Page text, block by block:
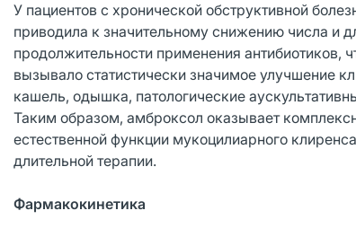
У пациентов с хронической обструктивной
приводила к значительному снижению числа и
продолжительности применения
вызывало статистически значимое улучшение
кашель, одышка, патологические
Таким образом, амброксол оказывает
естественной функции мукоцилиарного
длительной терапии.
Фармакокинетика